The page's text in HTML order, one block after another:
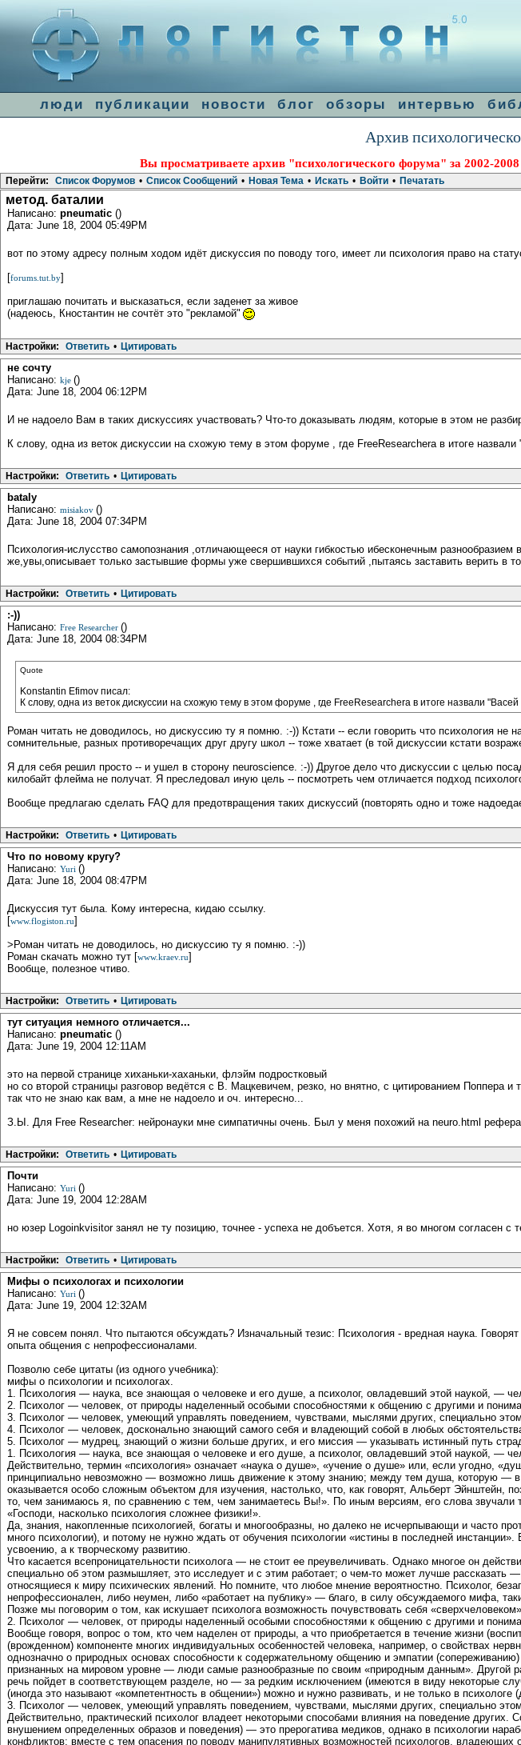
люди публикации новости блог обзоры интервью
Архив
Вы просматриваете архив "психологического форума" за 2002-
Перейти: Список Форумов • Список Сообщений • Новая Тема • Искать • Войти • Печатать
метод. баталии
Написано: pneumatic ()
Дата: June 18, 2004 05:49PM
вот по этому адресу полным ходом идёт дискуссия по поводу того, имеет ли психология право на
[forums.tut.by]
приглашаю почитать и высказаться, если заденет за живое
(надеюсь, Кностантин не сочтёт это "рекламой"
Настройки: Ответить • Цитировать
не сочту
Написано: kje ()
Дата: June 18, 2004 06:12PM
И не надоело Вам в таких дискуссиях участвовать? Что-то доказывать людям, которые в этом не
К слову, одна из веток дискуссии на схожую тему в этом форуме , где FreeResearchera в итоге
Настройки: Ответить • Цитировать
bataly
Написано: misiakov ()
Дата: June 18, 2004 07:34PM
Психология-ислусство самопознания ,отличающееся от науки гибкостью ибесконечным
же,увы,описывает только застывшие формы уже свершившихся событий ,пытаясь заставить верить в
Настройки: Ответить • Цитировать
:-))
Написано: Free Researcher ()
Дата: June 18, 2004 08:34PM
Quote
Konstantin Efimov писал:
К слову, одна из веток дискуссии на схожую тему в этом форуме , где FreeResearchera в итоге назвали
Роман читать не доводилось, но дискуссию ту я помню. :-)) Кстати -- если говорить что психология
сомнительные, разных противоречащих друг другу школ -- тоже хватает (в той дискуссии кстати
Я для себя решил просто -- и ушел в сторону neuroscience. :-)) Другое дело что дискуссии с целью
килобайт флейма не получат. Я преследовал иную цель -- посмотреть чем отличается подход
Вообще предлагаю сделать FAQ для предотвращения таких дискуссий (повторять одно и тоже
Настройки: Ответить • Цитировать
Что по новому кругу?
Написано: Yuri ()
Дата: June 18, 2004 08:47PM
Дискуссия тут была. Кому интересна, кидаю ссылку.
[www.flogiston.ru]
>Роман читать не доводилось, но дискуссию ту я помню. :-))
Роман скачать можно тут [www.kraev.ru]
Вообще, полезное чтиво.
Настройки: Ответить • Цитировать
тут ситуация немного отличается...
Написано: pneumatic ()
Дата: June 19, 2004 12:11AM
это на первой странице хиханьки-хаханьки, флэйм подростковый
но со второй страницы разговор ведётся с В. Мацкевичем, резко, но внятно, с цитированием Поппера и
так что не знаю как вам, а мне не надоело и оч. интересно...
З.Ы. Для Free Researcher: нейронауки мне симпатичны очень. Был у меня похожий на neuro.html
Настройки: Ответить • Цитировать
Почти
Написано: Yuri ()
Дата: June 19, 2004 12:28AM
но юзер Logoinkvisitor занял не ту позицию, точнее - успеха не добъется. Хотя, я во многом согласен с
Настройки: Ответить • Цитировать
Мифы о психологах и психологии
Написано: Yuri ()
Дата: June 19, 2004 12:32AM
Я не совсем понял. Что пытаются обсуждать? Изначальный тезис: Психология - вредная наука.
опыта общения с непрофессионалами.
Позволю себе цитаты (из одного учебника):
мифы о психологии и психологах.
1. Психология — наука, все знающая о человеке и его душе, а психолог, овладевший этой наукой, —
2. Психолог — человек, от природы наделенный особыми способностями к общению с другими и
3. Психолог — человек, умеющий управлять поведением, чувствами, мыслями других, специально
4. Психолог — человек, досконально знающий самого себя и владеющий собой в любых
5. Психолог — мудрец, знающий о жизни больше других, и его миссия — указывать истинный путь
1. Психология — наука, все знающая о человеке и его душе, а психолог, овладевший этой наукой, —
Действительно, термин «психология» означает «наука о душе», «учение о душе» или, если угодно,
принципиально невозможно — возможно лишь движение к этому знанию; между тем душа, которую —
оказывается особо сложным объектом для изучения, настолько, что, как говорят, Альберт
то, чем занимаюсь я, по сравнению с тем, чем занимаетесь Вы!». По иным версиям, его слова звучали
«Господи, насколько психология сложнее физики!».
Да, знания, накопленные психологией, богаты и многообразны, но далеко не исчерпывающи и часто
много психологии), и потому не нужно ждать от обучения психологии «истины в последней
усвоению, а к творческому развитию.
Что касается всепроницательности психолога — не стоит ее преувеличивать. Однако многое он
специально об этом размышляет, это исследует и с этим работает; о чем-то может лучше рассказать
относящиеся к миру психических явлений. Но помните, что любое мнение вероятностно. Психолог,
непрофессионален, либо неумен, либо «работает на публику» — благо, в силу обсуждаемого мифа,
Позже мы поговорим о том, как искушает психолога возможность почувствовать себя
2. Психолог — человек, от природы наделенный особыми способностями к общению с другими и
Вообще говоря, вопрос о том, кто чем наделен от природы, а что приобретается в течение жизни
(врожденном) компоненте многих индивидуальных особенностей человека, например, о свойствах
однозначно о природных основах способности к содержательному общению и эмпатии
признанных на мировом уровне — люди самые разнообразные по своим «природным данным». Другой
речь пойдет в соответствующем разделе, но — за редким исключением (имеются в виду некоторые
(иногда это называют «компетентность в общении») можно и нужно развивать, и не только в
3. Психолог — человек, умеющий управлять поведением, чувствами, мыслями других, специально
Действительно, практический психолог владеет некоторыми способами влияния на поведение
внушением определенных образов и поведения) — это прерогатива медиков, однако в психологии
конфликтов; вместе с тем опасения по поводу манипулятивных возможностей психологов,